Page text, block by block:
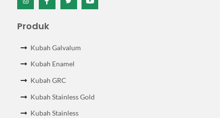
Icon
Icon
Icon
Icon
Produk
Kubah Galvalum
Kubah Enamel
Kubah GRC
Kubah Stainless Gold
Kubah Stainless